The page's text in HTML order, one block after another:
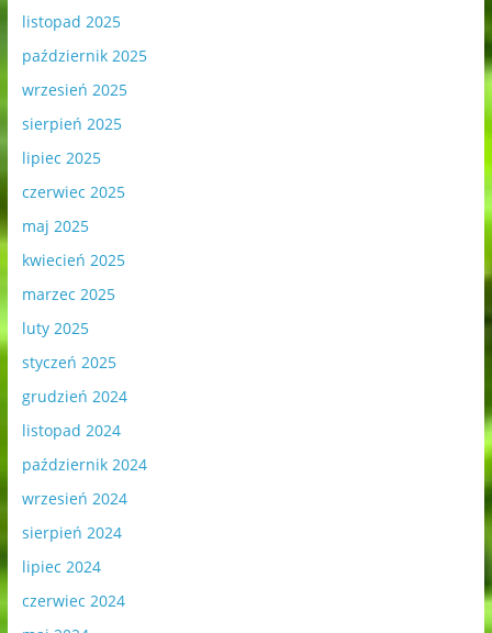
listopad 2025
październik 2025
wrzesień 2025
sierpień 2025
lipiec 2025
czerwiec 2025
maj 2025
kwiecień 2025
marzec 2025
luty 2025
styczeń 2025
grudzień 2024
listopad 2024
październik 2024
wrzesień 2024
sierpień 2024
lipiec 2024
czerwiec 2024